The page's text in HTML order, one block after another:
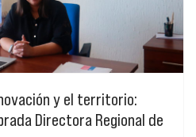
y el territorio:
Directora Regional de